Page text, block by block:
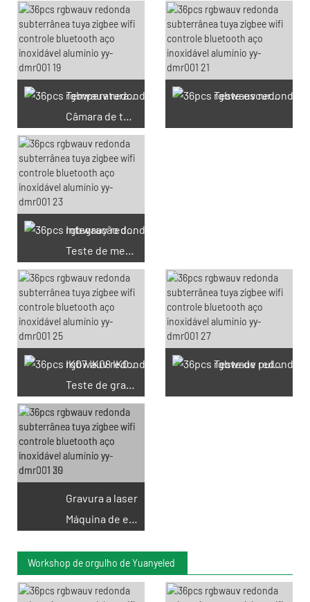
Temperatura constante e
Câmara de teste de tumidez
Teste escuro do IES
Integração da esfera
Teste de medição
66 cupons disponíveis
IK07 IK08 IK09 IK10
Teste de gravidade
Teste de pulverização de sal
Gravura a laser
Máquina de etiqueta
Workshop de orgulho de Yuanyeled